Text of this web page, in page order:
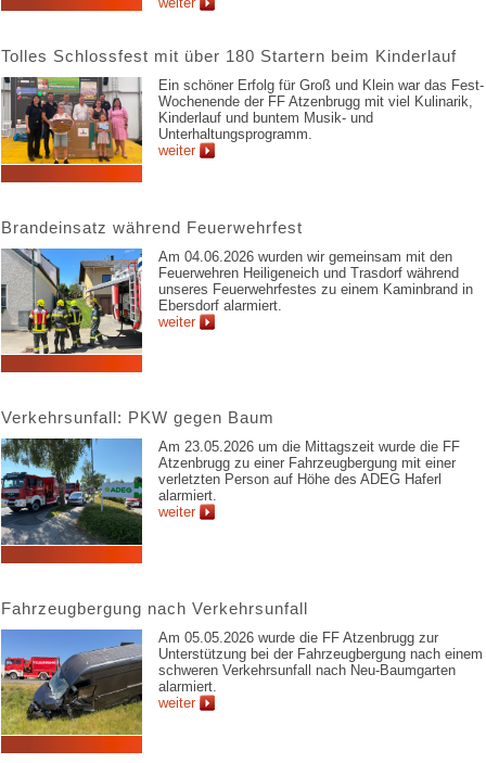
Tolles Schlossfest mit über 180 Startern beim Kinderlauf
Ein schöner Erfolg für Groß und Klein war das Fest-
Wochenende der FF Atzenbrugg mit viel Kulinarik,
Kinderlauf und buntem Musik- und
Unterhaltungsprogramm.
weiter
Brandeinsatz während Feuerwehrfest
Am 04.06.2026 wurden wir gemeinsam mit den
Feuerwehren Heiligeneich und Trasdorf während
unseres Feuerwehrfestes zu einem Kaminbrand in
Ebersdorf alarmiert.
weiter
Verkehrsunfall: PKW gegen Baum
Am 23.05.2026 um die Mittagszeit wurde die FF
Atzenbrugg zu einer Fahrzeugbergung mit einer
verletzten Person auf Höhe des ADEG Haferl
alarmiert.
weiter
Fahrzeugbergung nach Verkehrsunfall
Am 05.05.2026 wurde die FF Atzenbrugg zur
Unterstützung bei der Fahrzeugbergung nach einem
schweren Verkehrsunfall nach Neu-Baumgarten
alarmiert.
weiter